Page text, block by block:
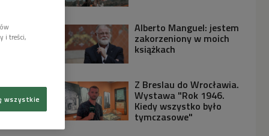
Alberto Manguel: jestem
zakorzeniony w moich
książkach
Z Breslau do Wrocławia.
Wystawa "Rok 1946.
Kiedy wszystko było
tymczasowe"
i treści,
wszystkie